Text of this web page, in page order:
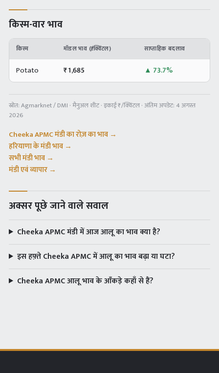
किस्म-वार भाव
किस्म मॉडल भाव (₹/क्विंटल) साप्ताहिक बदलाव
Potato ₹1,685 ▲ 73.7%
स्रोत:Agmarknet / DMI · मैनुअल शीट· इकाई ₹/क्विंटल · अंतिम अपडेट: 4 अगस्त
2026
Cheeka APMCमंडी का रोज़ का भाव →
हरियाणाके मंडी भाव →
सभी मंडी भाव →
मंडी एवं व्यापार →
अक्सर पूछे जाने वाले सवाल
Cheeka APMC मंडी में आज आलू का भाव क्या है?
इस हफ़्ते Cheeka APMC में आलू का भाव बढ़ा या घटा?
Cheeka APMC आलू भाव के आँकड़े कहाँ से हैं?